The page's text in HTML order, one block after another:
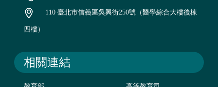
110 臺北市信義區吳興街250號（醫學綜合大樓後棟
四樓）
相關連結